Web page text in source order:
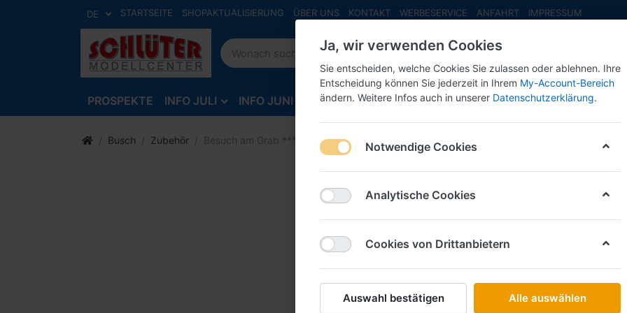
DE STARTSEITE SHOPAKTUALISIERUNG ÜBER UNS KONTAKT WERBESERVICE ANFAHRT IMPRESSUM
PROSPEKTE INFO JULI INFO JUNI INFO MAI NEU EINGETROFFEN NEUHEITEN
Busch Zubehör Besuch am Grab ***Action Set*** -1:87-
Busch
Set***
16,50 €
Ja, wir verwenden Cookies
Sie entscheiden, welche Cookies Sie zulassen oder ablehnen. Ihre
Entscheidung können Sie jederzeit in Ihrem My-Account-Bereich
ändern. Weitere Infos auch in unserer Datenschutzerklärung.
Notwendige Cookies
Analytische Cookies
Cookies von Drittanbietern
Auswahl bestätigen Alle auswählen